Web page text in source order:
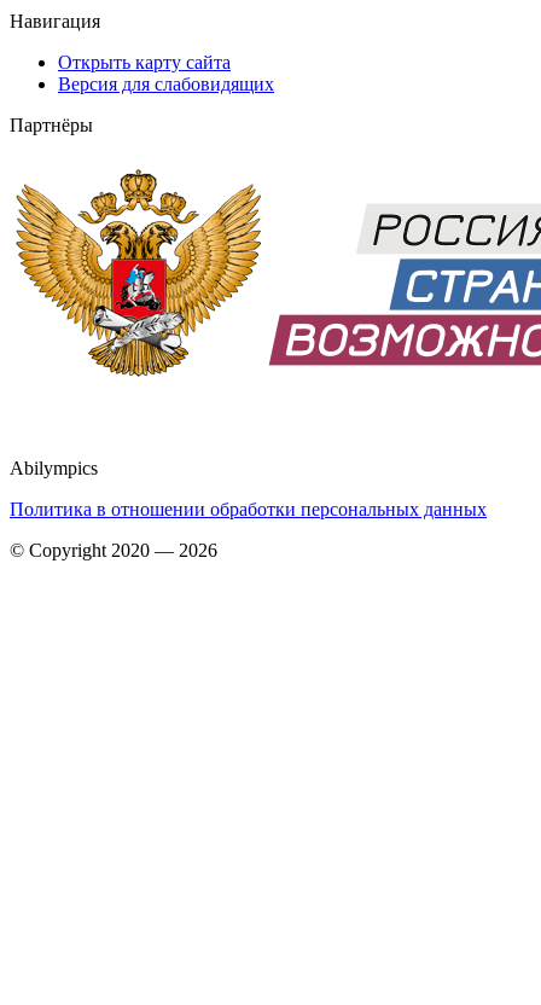
Навигация
Открыть карту сайта
Версия для слабовидящих
Партнёры
Abilympics
Политика в отношении обработки персональных данных
© Copyright 2020 — 2026